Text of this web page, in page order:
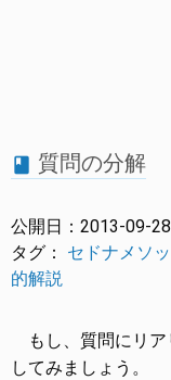
book 質問の分解
公開日： 2013-09-
タグ： セドナメソ
的解説
もし、質問にリ
してみましょう。